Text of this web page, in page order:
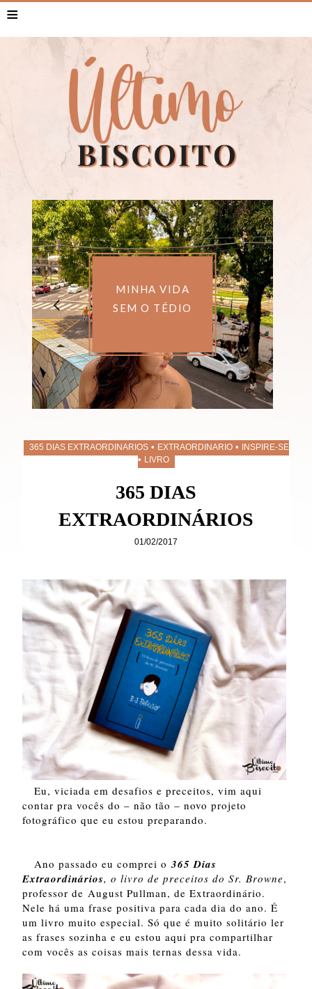
≡
SOBRE SER
PRESENTE
365 DIAS EXTRAORDINARIOS• EXTRAORDINARIO• INSPIRE-SE
• LIVRO
365 DIAS
EXTRAORDINÁRIOS
01/02/2017
Eu, viciada em desafios e preceitos, vim aqui
contar pra vocês do – não tão – novo projeto
fotográfico que eu estou preparando.
Ano passado eu comprei o 365 Dias
Extraordinários, o livro de preceitos do Sr. Browne,
professor de August Pullman, de Extraordinário.
Nele há uma frase positiva para cada dia do ano. É
um livro muito especial. Só que é muito solitário ler
as frases sozinha e eu estou aqui pra compartilhar
com vocês as coisas mais ternas dessa vida.